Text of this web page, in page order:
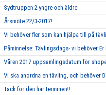
Sydtruppen 2 yngre och äldre
Årsmöte 22/3-2017!
Vi behöver fler som kan hjälpa till på
Påminnelse: Tävlingsdags- vi behöver Er
Våren 2017 uppsamlingsdatum för
Vi ska anordna en tävling, och behöver
Tack för den här terminen!!